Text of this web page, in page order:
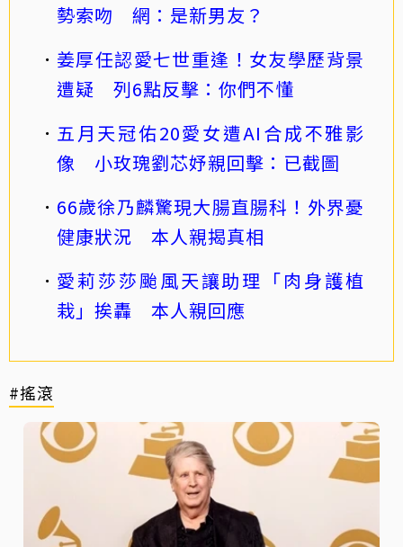
勢索吻 網：是新男友？
姜厚任認愛七世重逢！女友學歷背景
遭疑 列6點反擊：你們不懂
五月天冠佑20愛女遭AI合成不雅影
像 小玫瑰劉芯妤親回擊：已截圖
66歲徐乃麟驚現大腸直腸科！外界憂
健康狀況 本人親揭真相
愛莉莎莎颱風天讓助理「肉身護植
栽」挨轟 本人親回應
#搖滾